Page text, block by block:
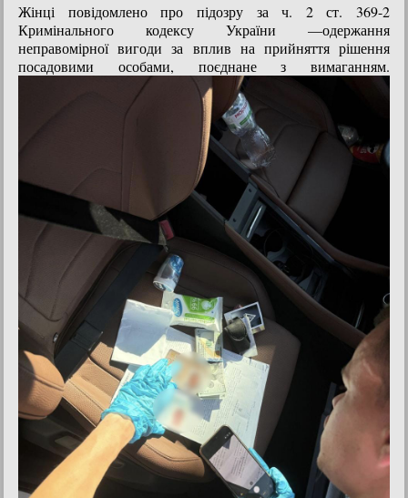
Жінці повідомлено про підозру за ч. 2 ст. 369-2
Кримінального кодексу України —одержання
неправомірної вигоди за вплив на прийняття рішення
посадовими особами, поєднане з вимаганням.